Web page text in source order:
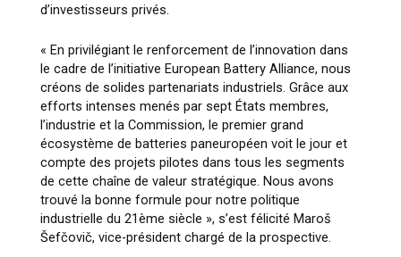
d’investisseurs privés.
« En privilégiant le renforcement de l’innovation dans
le cadre de l’initiative European Battery Alliance, nous
créons de solides partenariats industriels. Grâce aux
efforts intenses menés par sept États membres,
l’industrie et la Commission, le premier grand
écosystème de batteries paneuropéen voit le jour et
compte des projets pilotes dans tous les segments
de cette chaîne de valeur stratégique. Nous avons
trouvé la bonne formule pour notre politique
industrielle du 21ème siècle », s’est félicité Maroš
Šefčovič, vice-président chargé de la prospective.